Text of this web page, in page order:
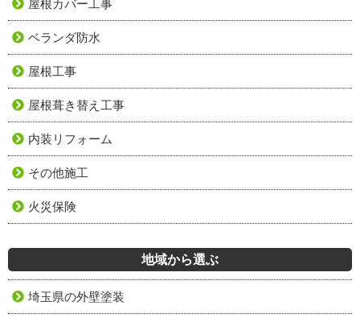
屋根カバー工事
ベランダ防水
屋根工事
屋根葺き替え工事
内装リフォーム
その他施工
火災保険
地域から選ぶ
埼玉県の外壁塗装